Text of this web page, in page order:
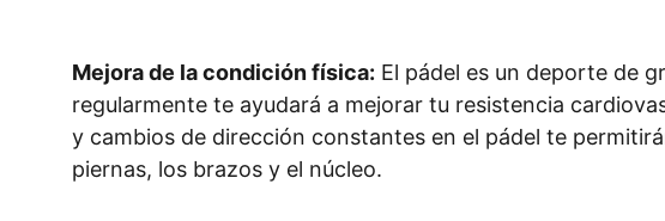
Mejora de la condición física: El pádel es un deporte de
regularmente te ayudará a mejorar tu resistencia
y cambios de dirección constantes en el pádel te
piernas, los brazos y el núcleo.